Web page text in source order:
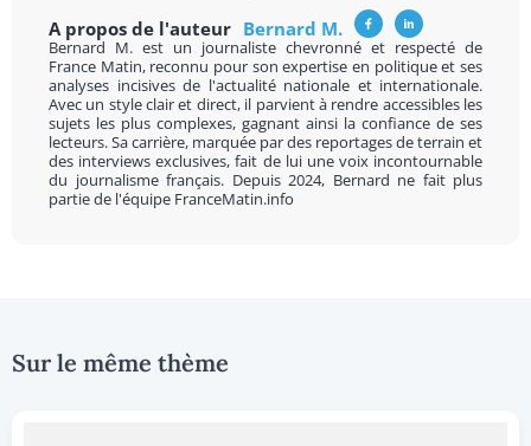
A propos de l'auteur Bernard M.
Bernard M. est un journaliste chevronné et respecté de
France Matin, reconnu pour son expertise en politique et ses
analyses incisives de l'actualité nationale et internationale.
Avec un style clair et direct, il parvient à rendre accessibles les
sujets les plus complexes, gagnant ainsi la confiance de ses
lecteurs. Sa carrière, marquée par des reportages de terrain et
des interviews exclusives, fait de lui une voix incontournable
du journalisme français. Depuis 2024, Bernard ne fait plus
partie de l'équipe FranceMatin.info
Sur le même thème